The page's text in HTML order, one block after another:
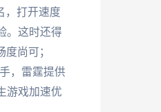
，打开速度
。这时还得
尚可；
，雷霆提供
游戏加速优